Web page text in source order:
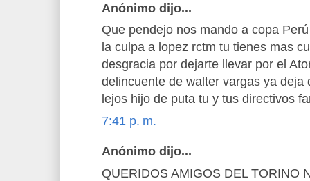
Anónimo dijo...
Que pendejo nos mando a copa
la culpa a lopez rctm tu tienes mas
desgracia por dejarte llevar por el
delincuente de walter vargas ya deja
lejos hijo de puta tu y tus directivos
7:41 p. m.
Anónimo dijo...
QUERIDOS AMIGOS DEL TORINO